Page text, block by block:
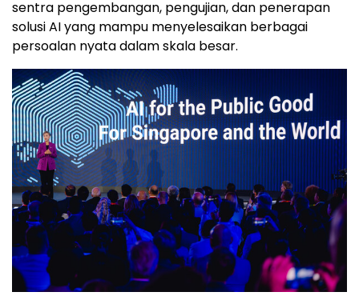
sentra pengembangan, pengujian, dan penerapan
solusi AI yang mampu menyelesaikan berbagai
persoalan nyata dalam skala besar.